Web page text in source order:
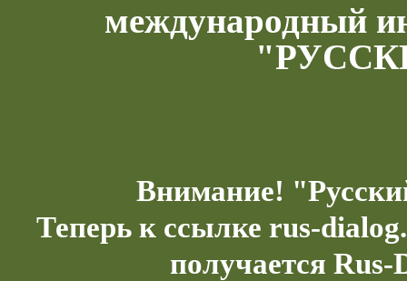
международный
Внимание!
Теперь к ссылке rus-
получается Rus-